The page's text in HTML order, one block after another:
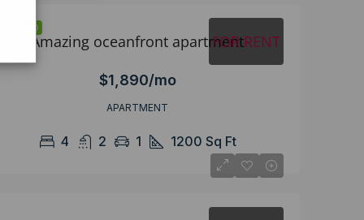
FOR RENT
Amazing oceanfront apartment
$1,890/mo
APARTMENT
4 2 1 1200 Sq Ft